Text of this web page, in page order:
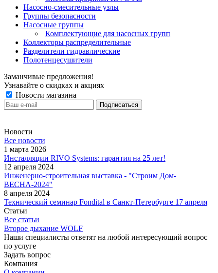
Насосно-смесительные узлы
Группы безопасности
Насосные группы
Комплектующие для насосных групп
Коллекторы распределительные
Разделители гидравлические
Полотенцесушители
Заманчивые предложения!
Узнавайте о скидках и акциях
Новости магазина
Новости
Все новости
1 марта 2026
Инсталляции RIVO Systems: гарантия на 25 лет!
12 апреля 2024
Инженерно-строительная выставка - "Строим Дом-
ВЕСНА-2024"
8 апреля 2024
Технический семинар Fondital в Санкт-Петербурге 17 апреля
Статьи
Все статьи
Второе дыхание WOLF
Наши специалисты ответят на любой интересующий вопрос
по услуге
Задать вопрос
Компания